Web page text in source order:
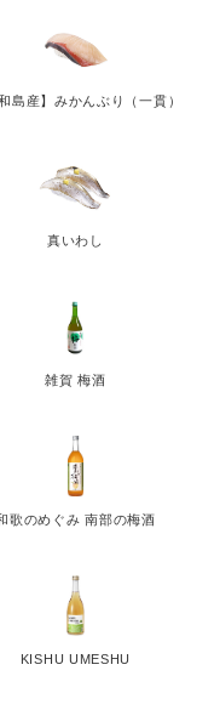
和島産】みかんぶり（一貫）
真いわし
雑賀 梅酒
歌のめぐみ 南部の梅酒
KISHU UMESHU